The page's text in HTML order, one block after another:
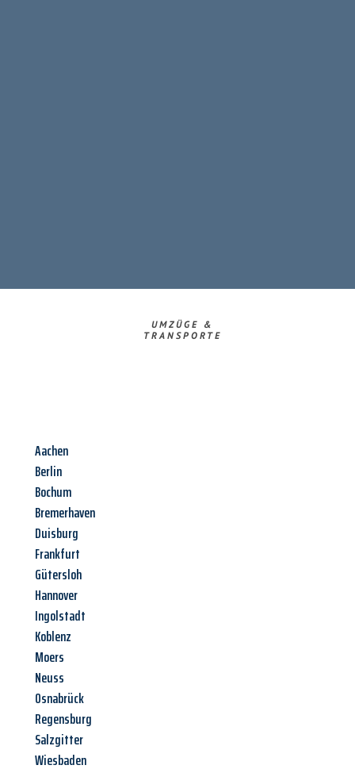
UMZÜGE &
TRANSPORTE
Aachen
Berlin
Bochum
Bremerhaven
Duisburg
Frankfurt
Gütersloh
Hannover
Ingolstadt
Koblenz
Moers
Neuss
Osnabrück
Regensburg
Salzgitter
Wiesbaden